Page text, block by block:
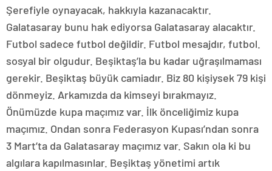
Şerefiyle oynayacak, hakkıyla kazanacaktır.
Galatasaray bunu hak ediyorsa Galatasaray alacaktır.
Futbol sadece futbol değildir. Futbol mesajdır, futbol.
sosyal bir olgudur. Beşiktaş’la bu kadar uğraşılmaması
gerekir. Beşiktaş büyük camiadır. Biz 80 kişiysek 79 kişi
dönmeyiz. Arkamızda da kimseyi bırakmayız.
Önümüzde kupa maçımız var. İlk önceliğimiz kupa
maçımız. Ondan sonra Federasyon Kupası’ndan sonra
3 Mart’ta da Galatasaray maçımız var. Sakın ola ki bu
algılara kapılmasınlar. Beşiktaş yönetimi artık